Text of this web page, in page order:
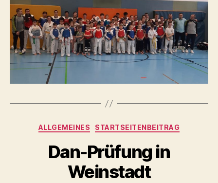
Kategorien
ALLGEMEINES STARTSEITENBEITRAG
Dan-Prüfung in
Weinstadt